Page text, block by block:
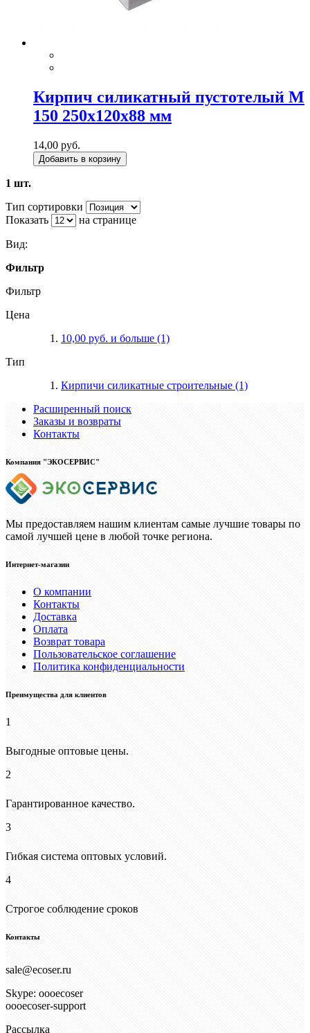
Кирпич силикатный пустотелый М
150 250х120х88 мм
14,00 руб.
Добавить в корзину
1 шт.
Тип сортировки
Показать
на странице
Вид:
Фильтр
Фильтр
Цена
10,00 руб. и больше (1)
Тип
Кирпичи силикатные строительные (1)
Расширенный поиск
Заказы и возвраты
Контакты
Компания "ЭКОСЕРВИС"
Мы предоставляем нашим клиентам самые лучшие товары по
самой лучшей цене в любой точке региона.
Интернет-магазин
О компании
Контакты
Доставка
Оплата
Возврат товара
Пользовательское соглашение
Политика конфиденциальности
Преимущества для клиентов
1
Выгодные оптовые цены.
2
Гарантированное качество.
3
Гибкая система оптовых условий.
4
Строгое соблюдение сроков
Контакты
sale@ecoser.ru
Skype: oooecoser
oooecoser-support
Рассылка